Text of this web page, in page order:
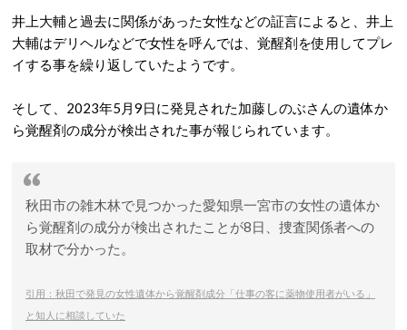
井上大輔と過去に関係があった女性などの証言によると、井上
大輔はデリヘルなどで女性を呼んでは、覚醒剤を使用してプレ
イする事を繰り返していたようです。
そして、2023年5月9日に発見された加藤しのぶさんの遺体か
ら覚醒剤の成分が検出された事が報じられています。
秋田市の雑木林で見つかった愛知県一宮市の女性の遺体か
ら覚醒剤の成分が検出されたことが8日、捜査関係者への
取材で分かった。
引用：秋田で発見の女性遺体から覚醒剤成分「仕事の客に薬物使用者がいる」
と知人に相談していた